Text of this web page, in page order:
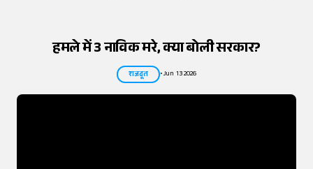
हमले में 3 नाविक मरे, क्या बोली सरकार?
राजदूत •Jun 13 2026